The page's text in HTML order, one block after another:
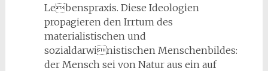
Lebenspraxis. Diese Ideologien
propagieren den Irrtum des
materialistischen und
sozialdarwinistischen Menschenbildes:
der Mensch sei von Natur aus ein auf